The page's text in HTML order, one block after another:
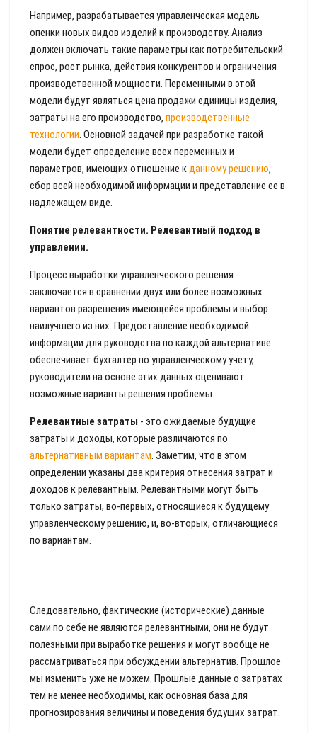
Например, разрабатывается управленческая модель
опенки новых видов изделий к производству. Анализ
должен включать такие параметры как потребительский
спрос, рост рынка, действия конкурентов и ограничения
производственной мощности. Переменными в этой
модели будут являться цена продажи единицы изделия,
затраты на его производство, производственные
технологии. Основной задачей при разработке такой
модели будет определение всех переменных и
параметров, имеющих отношение кданному решению,
сбор всей необходимой информации и представление ее в
надлежащем виде.
Понятие релевантности. Релевантный подход в
управлении.
Процесс выработки управленческого решения
заключается в сравнении двух или более возможных
вариантов разрешения имеющейся проблемы и выбор
наилучшего из них. Предоставление необходимой
информации для руководства по каждой альтернативе
обеспечивает бухгалтер по управленческому учету,
руководители на основе этих данных оценивают
возможные варианты решения проблемы.
Релевантные затраты - это ожидаемые будущие
затраты и доходы, которые различаются по
альтернативным вариантам. Заметим, что в этом
определении указаны два критерия отнесения затрат и
доходов к релевантным. Релевантными могут быть
только затраты, во-первых, относящиеся к будущему
управленческому решению, и, во-вторых, отличающиеся
по вариантам.
Следовательно, фактические (исторические) данные
сами по себе не являются релевантными, они не будут
полезными при выработке решения и могут вообще не
рассматриваться при обсуждении альтернатив. Прошлое
мы изменить уже не можем. Прошлые данные о затратах
тем не менее необходимы, как основная база для
прогнозирования величины и поведения будущих затрат.